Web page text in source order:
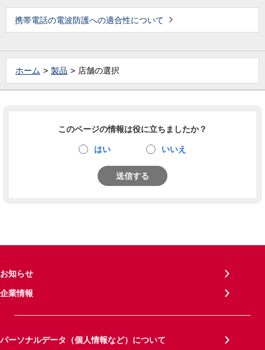
携帯電話の電波防護への適合性について
ホーム 製品 店舗の選択
このページの情報は役に立ちましたか？
はい いいえ
送信する
お知らせ
企業情報
パーソナルデータ（個人情報など）について